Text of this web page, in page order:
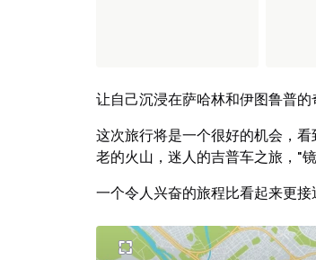
让自己沉浸在萨哈林和伊图鲁普的
这次旅行将是一个很好的机会，
老的火山，迷人的吉普车之旅，"
一个令人兴奋的旅程比看起来更接